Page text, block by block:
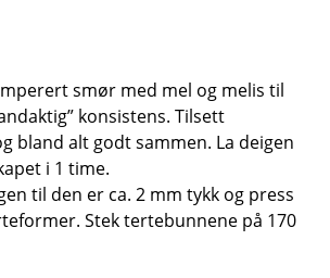
smør med mel og melis til
konsistens. Tilsett
bland alt godt sammen. La deigen
i 1 time.
til den er ca. 2 mm tykk og press
Stek tertebunnene på 170